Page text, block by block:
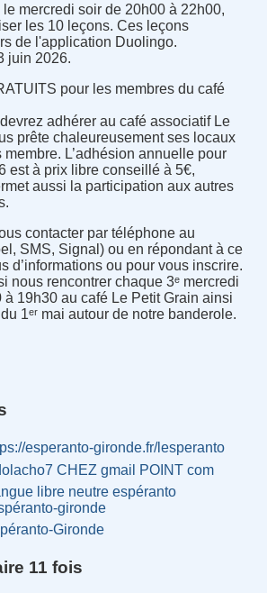
le mercredi soir de 20h00 à 22h00,
les 10 leçons. Ces leçons
de l'application Duolingo.
juin 2026.
pour les membres du café
adhérer au café associatif Le
prête chaleureusement ses locaux
membre. L’adhésion annuelle pour
est à prix libre conseillé à 5€,
aussi la participation aux autres
contacter par téléphone au
SMS, Signal) ou en répondant à ce
d’informations ou pour vous inscrire.
nous rencontrer chaque 3ᵉ mercredi
19h30 au café Le Petit Grain ainsi
1ᵉʳ mai autour de notre banderole.
esperanto-gironde.fr/lesperanto
CHEZ gmail POINT com
libre neutre espéranto
gironde
Gironde
11 fois